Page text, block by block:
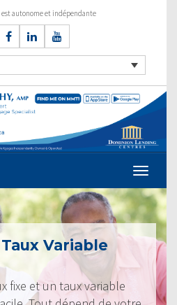
autonome et indépendante
Variable
fixe et un taux variable